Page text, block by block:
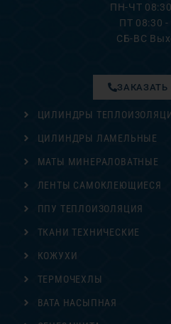
ПН-ЧТ
ПТ 08:30 -
СБ-ВС
ЦИЛИНДРЫ
ЦИЛИНДРЫ ЛАМЕЛЬНЫЕ
МАТЫ МИНЕРАЛОВАТНЫЕ
ЛЕНТЫ САМОКЛЕЮЩИЕСЯ
ППУ ТЕПЛОИЗОЛЯЦИЯ
ТКАНИ ТЕХНИЧЕСКИЕ
ЗАКАЗАТЬ
КОЖУХИ
ТЕРМОЧЕХЛЫ
ВАТА НАСЫПНАЯ